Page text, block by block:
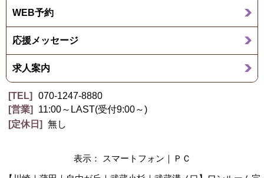
WEB予約
応援メッセージ
求人案内
TEL
070-1247-8880
営業
11:00～LAST(受付9:00～)
定休日
無し
表示： スマートフォン｜
ＰＣ